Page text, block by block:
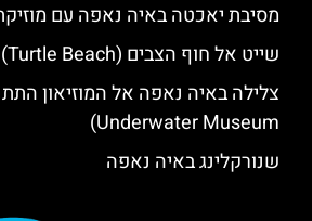
מסיבת יאכטה באיה נאפה עם מוזיקת
שייט אל חוף הצבים (Turtle Beach) מאיה נאפה
Underwater Museum)
שנורקלינג באיה נאפה